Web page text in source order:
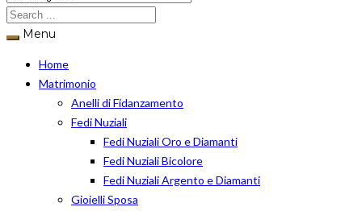
Menu
Home
Matrimonio
Anelli di Fidanzamento
Fedi Nuziali
Fedi Nuziali Oro e Diamanti
Fedi Nuziali Bicolore
Fedi Nuziali Argento e Diamanti
Gioielli Sposa